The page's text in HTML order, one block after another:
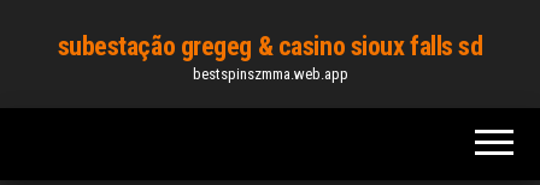
content
subestação gregeg & casino sioux falls sd
bestspinszmma.web.app